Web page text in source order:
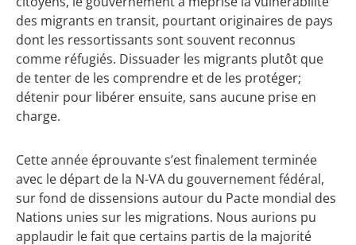
des migrants en transit, pourtant originaires de pays
dont les ressortissants sont souvent reconnus
comme réfugiés. Dissuader les migrants plutôt que
de tenter de les comprendre et de les protéger;
détenir pour libérer ensuite, sans aucune prise en
charge.
Cette année éprouvante s’est finalement terminée
avec le départ de la N-VA du gouvernement fédéral,
sur fond de dissensions autour du Pacte mondial des
Nations unies sur les migrations. Nous aurions pu
applaudir le fait que certains partis de la majorité